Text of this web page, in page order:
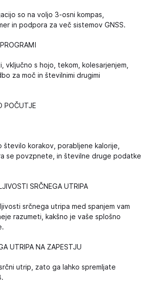
so na voljo 3-osni kompas,
in podpora za več sistemov GNSS.
vključno s hojo, tekom, kolesarjenjem,
za moč in številnimi drugimi
POČUTJE
število korakov, porabljene kalorije,
se povzpnete, in številne druge podatke
SRČNEGA UTRIPA
srčnega utripa med spanjem vam
razumeti, kakšno je vaše splošno
UTRIPA NA ZAPESTJU
utrip, zato ga lahko spremljate